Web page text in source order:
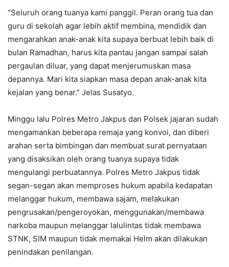
“Seluruh orang tuanya kami panggil. Peran orang tua dan
guru di sekolah agar lebih aktif membina, mendidik dan
mengarahkan anak-anak kita supaya berbuat lebih baik di
bulan Ramadhan, harus kita pantau jangan sampai salah
pergaulan diluar, yang dapat menjerumuskan masa
depannya. Mari kita siapkan masa depan anak-anak kita
kejalan yang benar.” Jelas Susatyo.
Minggu lalu Polres Metro Jakpus dan Polsek jajaran sudah
mengamankan beberapa remaja yang konvoi, dan diberi
arahan serta bimbingan dan membuat surat pernyataan
yang disaksikan oleh orang tuanya supaya tidak
mengulangi perbuatannya. Polres Metro Jakpus tidak
segan-segan akan memproses hukum apabila kedapatan
melanggar hukum, membawa sajam, melakukan
pengrusakan/pengeroyokan, menggunakan/membawa
narkoba maupun melanggar lalulintas tidak membawa
STNK, SIM maupun tidak memakai Helm akan dilakukan
penindakan penilangan.